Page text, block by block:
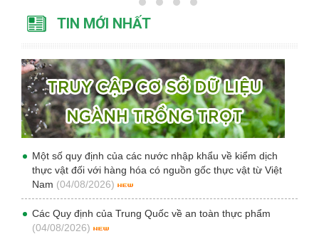
TIN MỚI NHẤT
Một số quy định của các nước nhập khẩu về kiểm dịch
thực vật đối với hàng hóa có nguồn gốc thực vật từ Việt
Nam (04/08/2026)
Các Quy định của Trung Quốc về an toàn thực phẩm
(04/08/2026)